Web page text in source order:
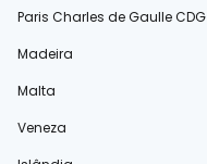
Paris Charles de Gaulle CDG
Madeira
Malta
Veneza